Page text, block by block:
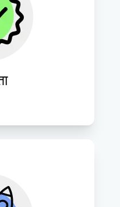
सुनिश्चित
के उच्च
रखें।